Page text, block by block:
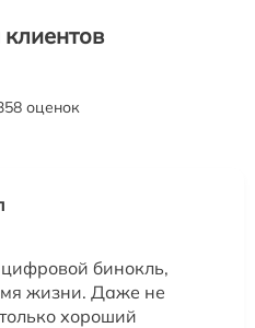
оценок
бинокль,
жизни. Даже не
хороший